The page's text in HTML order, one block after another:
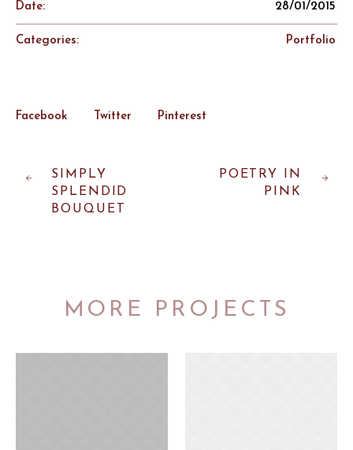
Date: 28/01/2015
Categories: Portfolio
Facebook Twitter Pinterest
SIMPLY
SPLENDID
BOUQUET
POETRY IN
PINK
MORE PROJECTS